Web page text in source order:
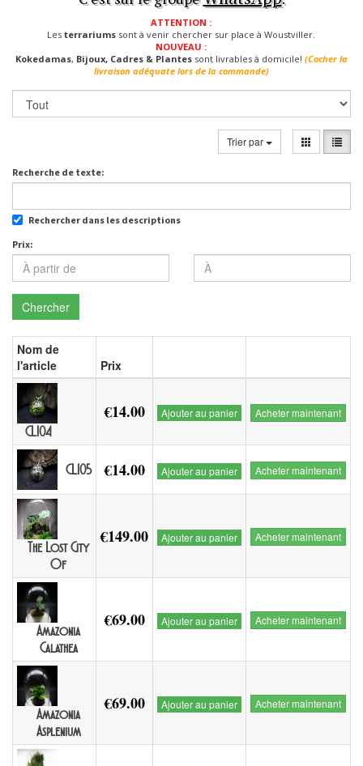
ATTENTION :
Lesterrariums sont à venir chercher sur place à Woustviller.
NOUVEAU :
Kokedamas, Bijoux, Cadres & Plantessont livrables à domicile! (Cocher la
livraison adéquate lors de la commande)
Trier par
Recherche de texte:
Rechercher dans les descriptions
Prix:
Chercher
Nom de
l'article
Prix
CL104
€14.00 Ajouter au panier Acheter maintenant
CL105 €14.00 Ajouter au panier Acheter maintenant
The Lost City
Of
€149.00 Ajouter au panier Acheter maintenant
Amazonia
Calathea
€69.00 Ajouter au panier Acheter maintenant
Amazonia
Asplenium
€69.00 Ajouter au panier Acheter maintenant